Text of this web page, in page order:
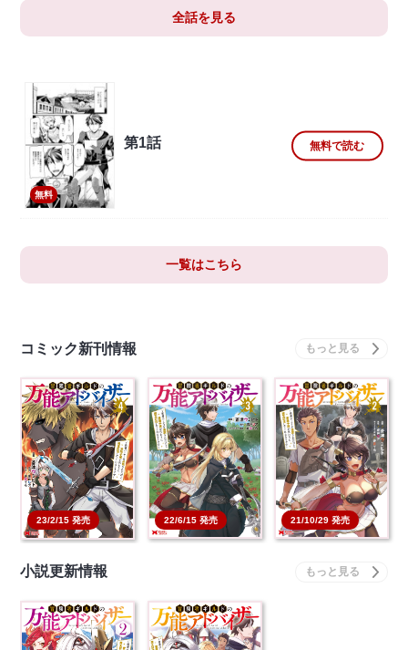
全話を見る
無料
第1話 無料で読む
一覧はこちら
コミック新刊情報
23/2/15 発売
冒険者ギルドの万能ア
ドバイザー ～勇者パ
ー…
本を買う
22/6/15 発売
冒険者ギルドの万能ア
ドバイザー ～勇者パ
ー…
本を買う
21/10/29 発売
冒険者ギルドの万能ア
ドバイザー ～勇者パ
ー…
本を買う
小説更新情報
冒険者ギルドの万能ア
冒険者ギルドの万能ア